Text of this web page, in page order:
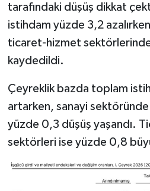
tarafındaki düşüş dikkat
istihdam yüzde 3,2
ticaret-hizmet sektörlerinde
kaydedildi.
Çeyreklik bazda toplam
artarken, sanayi
yüzde 0,3 düşüş yaşandı.
sektörleri ise yüzde 0,8